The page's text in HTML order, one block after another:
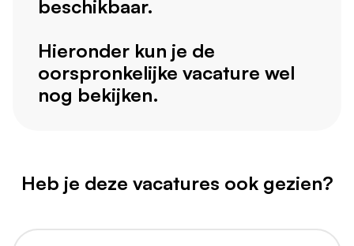
beschikbaar.
Hieronder kun je de
oorspronkelijke vacature wel
nog bekijken.
Heb je deze vacatures ook gezien?